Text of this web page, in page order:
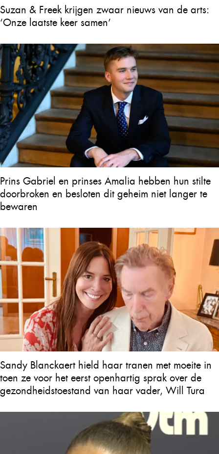
Suzan & Freek krijgen zwaar nieuws van de arts:
‘Onze laatste keer samen’
Prins Gabriel en prinses Amalia hebben hun stilte
doorbroken en besloten dit geheim niet langer te
bewaren
Sandy Blanckaert hield haar tranen met moeite in
toen ze voor het eerst openhartig sprak over de
gezondheidstoestand van haar vader, Will Tura